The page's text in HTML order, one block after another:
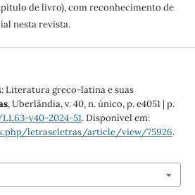
de livro), com reconhecimento de
nesta revista.
Literatura greco-latina e suas
, Uberlândia, v. 40, n. único, p. e4051 | p.
LL63-v40-2024-51. Disponível em:
letraseletras/article/view/75926.